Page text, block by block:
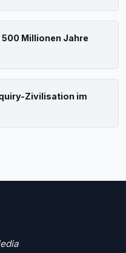
Millionen Jahre
Zivilisation im